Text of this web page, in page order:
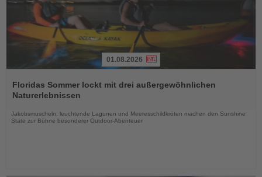
Sie
die
01.08.2026
Floridas Sommer lockt mit drei außergewöhnlichen
Naturerlebnissen
Jakobsmuscheln, leuchtende Lagunen und Meeresschildkröten machen den Sunshine
State zur Bühne besonderer Outdoor-Abenteuer